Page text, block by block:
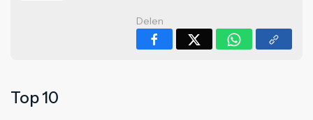
Delen
Top 10